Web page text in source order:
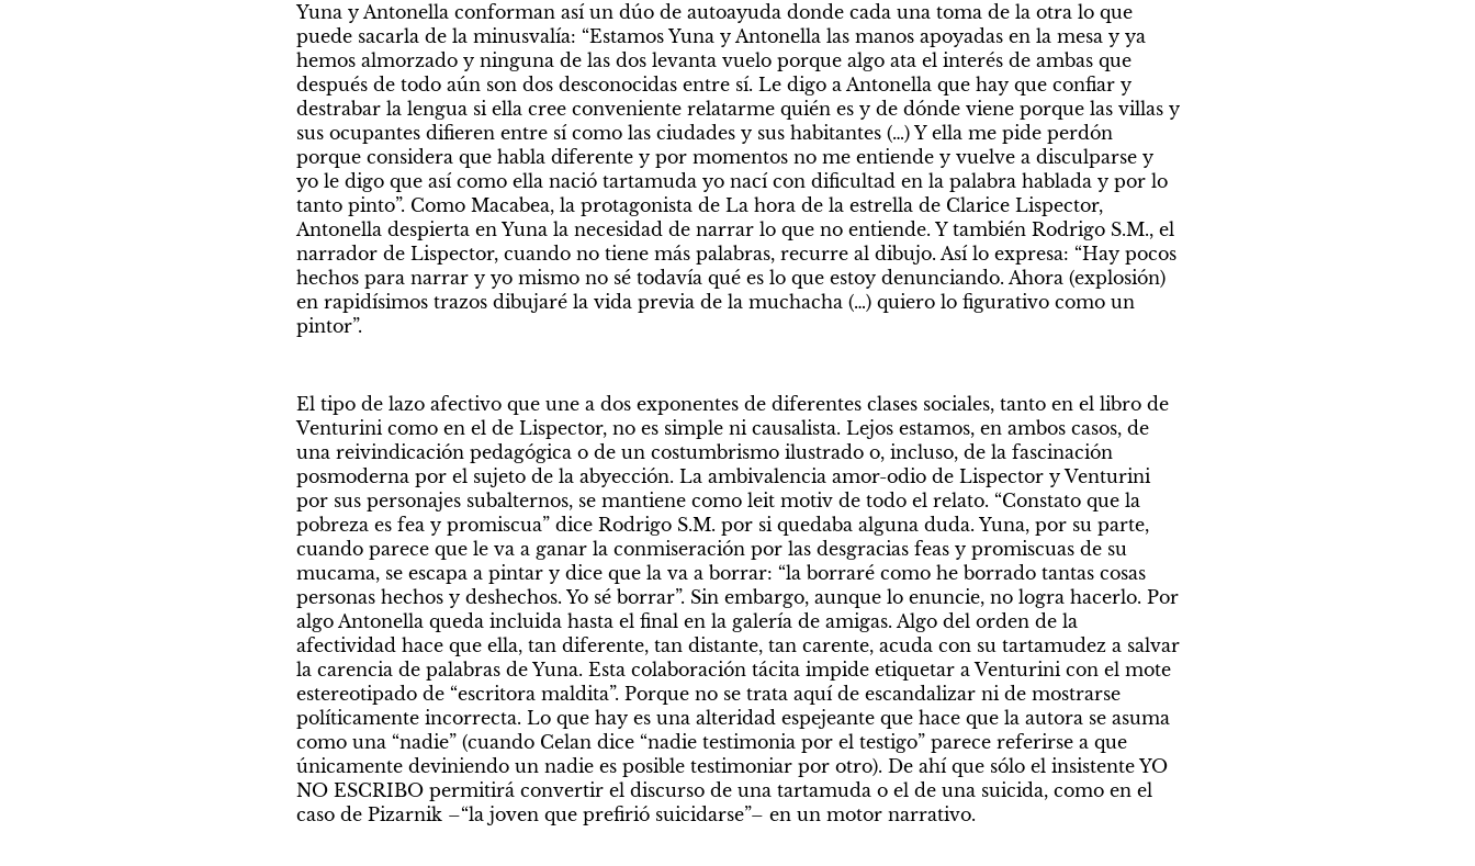
Yuna y Antonella conforman así un dúo de autoayuda donde cada una toma de la otra lo que
puede sacarla de la minusvalía: “Estamos Yuna y Antonella las manos apoyadas en la mesa y ya
hemos almorzado y ninguna de las dos levanta vuelo porque algo ata el interés de ambas que
después de todo aún son dos desconocidas entre sí. Le digo a Antonella que hay que confiar y
destrabar la lengua si ella cree conveniente relatarme quién es y de dónde viene porque las villas y
sus ocupantes difieren entre sí como las ciudades y sus habitantes (…) Y ella me pide perdón
porque considera que habla diferente y por momentos no me entiende y vuelve a disculparse y
yo le digo que así como ella nació tartamuda yo nací con dificultad en la palabra hablada y por lo
tanto pinto”. Como Macabea, la protagonista de La hora de la estrella de Clarice Lispector,
Antonella despierta en Yuna la necesidad de narrar lo que no entiende. Y también Rodrigo S.M., el
narrador de Lispector, cuando no tiene más palabras, recurre al dibujo. Así lo expresa: “Hay pocos
hechos para narrar y yo mismo no sé todavía qué es lo que estoy denunciando. Ahora (explosión)
en rapidísimos trazos dibujaré la vida previa de la muchacha (…) quiero lo figurativo como un
pintor”.
El tipo de lazo afectivo que une a dos exponentes de diferentes clases sociales, tanto en el libro de
Venturini como en el de Lispector, no es simple ni causalista. Lejos estamos, en ambos casos, de
una reivindicación pedagógica o de un costumbrismo ilustrado o, incluso, de la fascinación
posmoderna por el sujeto de la abyección. La ambivalencia amor-odio de Lispector y Venturini
por sus personajes subalternos, se mantiene como leit motiv de todo el relato. “Constato que la
pobreza es fea y promiscua” dice Rodrigo S.M. por si quedaba alguna duda. Yuna, por su parte,
cuando parece que le va a ganar la conmiseración por las desgracias feas y promiscuas de su
mucama, se escapa a pintar y dice que la va a borrar: “la borraré como he borrado tantas cosas
personas hechos y deshechos. Yo sé borrar”. Sin embargo, aunque lo enuncie, no logra hacerlo. Por
algo Antonella queda incluida hasta el final en la galería de amigas. Algo del orden de la
afectividad hace que ella, tan diferente, tan distante, tan carente, acuda con su tartamudez a salvar
la carencia de palabras de Yuna. Esta colaboración tácita impide etiquetar a Venturini con el mote
estereotipado de “escritora maldita”. Porque no se trata aquí de escandalizar ni de mostrarse
políticamente incorrecta. Lo que hay es una alteridad espejeante que hace que la autora se asuma
como una “nadie” (cuando Celan dice “nadie testimonia por el testigo” parece referirse a que
únicamente deviniendo un nadie es posible testimoniar por otro). De ahí que sólo el insistente YO
NO ESCRIBO permitirá convertir el discurso de una tartamuda o el de una suicida, como en el
caso de Pizarnik –“la joven que prefirió suicidarse”– en un motor narrativo.